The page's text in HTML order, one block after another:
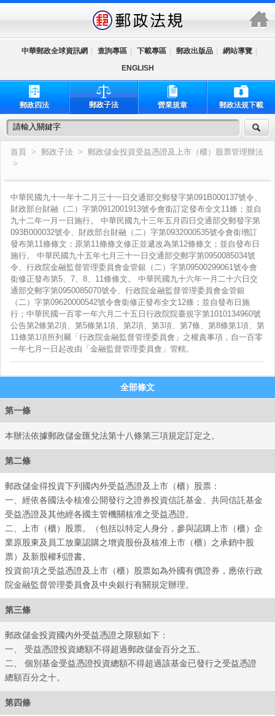
中華
中華郵政全球資訊網 查詢專區 下載專區 郵政出版品 網站導覽
ENGLISH
郵政四法 郵政子法 營業規章 郵政法規下載
首頁 > 郵政子法 > 郵政儲金投資受益憑證及上市（櫃）股票管理辦法
>
中華民國九十一年十二月三十一日交通部交郵發字第091B000137號令、
財政部台財融（二）字第0912001913號令會銜訂定發布全文11條；並自
九十二年一月一日施行。 中華民國九十三年五月四日交通部交郵發字第
093B000032號令、財政部台財融（二）字第0932000535號令會銜增訂
發布第11條條文；原第11條條文修正並遞改為第12條條文；並自發布日
施行。 中華民國九十五年七月三十一日交通部交郵字第0950085034號
令、行政院金融監督管理委員會金管銀（二）字第09500299061號令會
銜修正發布第5、7、8、11條條文。 中華民國九十六年一月二十六日交
通部交郵字第0950085070號令、行政院金融監督管理委員會金管銀
（二）字第09620000542號令會銜修正發布全文12條；並自發布日施
行；中華民國一百零一年六月二十五日行政院院臺規字第1010134960號
公告第2條第2項、第5條第1項、第2項、第3項、第7條、第8條第1項、第
11條第1項所列屬「行政院金融監督管理委員會」之權責事項，自一百零
一年七月一日起改由「金融監督管理委員會」管轄。
全部條文
第一條
本辦法依據郵政儲金匯兌法第十八條第三項規定訂定之。
第二條
郵政儲金得投資下列國內外受益憑證及上市（櫃）股票：
一、經依各國法令核准公開發行之證券投資信託基金、共同信託基金
受益憑證及其他經各國主管機關核准之受益憑證。
二、上市（櫃）股票。（包括以特定人身分，參與認購上市（櫃）企
業原股東及員工放棄認購之增資股份及核准上市（櫃）之承銷中股
票）及新股權利證書。
投資前項之受益憑證及上市（櫃）股票如為外國有價證券，應依行政
院金融監督管理委員會及中央銀行有關規定辦理。
第三條
郵政儲金投資國內外受益憑證之限額如下：
一、 受益憑證投資總額不得超過郵政儲金百分之五。
二、 個別基金受益憑證投資總額不得超過該基金已發行之受益憑證
總額百分之十。
第四條